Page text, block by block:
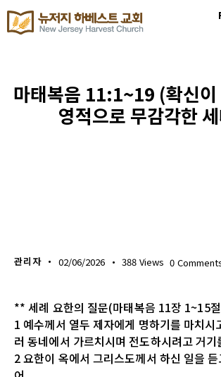
마태복음 11:1~19 (확신이
영적으로 무감각한
관리자 02/06/2026 388 Views 0
** 세례 요한의 질문(마태복음 11장 1~15
1 예수께서 열두 제자에게 명하기를 마치시
러 동네에서 가르치시며 전도하시려고 거
2 요한이 옥에서 그리스도께서 하신 일을